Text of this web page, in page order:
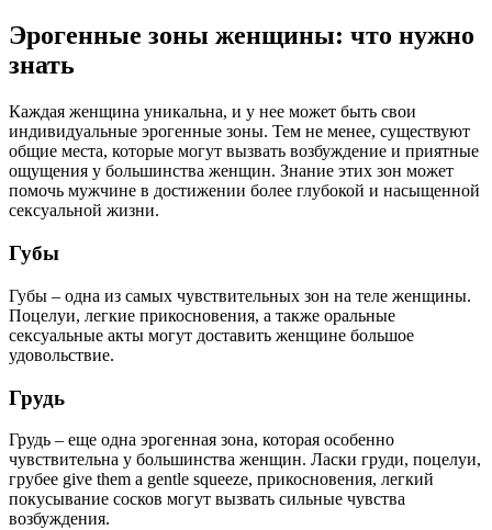
Эрогенные зоны женщины: что нужно
знать
Каждая женщина уникальна, и у нее может быть свои
индивидуальные эрогенные зоны. Тем не менее, существуют
общие места, которые могут вызвать возбуждение и приятные
ощущения у большинства женщин. Знание этих зон может
помочь мужчине в достижении более глубокой и насыщенной
сексуальной жизни.
Губы
Губы – одна из самых чувствительных зон на теле женщины.
Поцелуи, легкие прикосновения, а также оральные
сексуальные акты могут доставить женщине большое
удовольствие.
Грудь
Грудь – еще одна эрогенная зона, которая особенно
чувствительна у большинства женщин. Ласки груди, поцелуи,
грубее give them a gentle squeeze, прикосновения, легкий
покусывание сосков могут вызвать сильные чувства
возбуждения.